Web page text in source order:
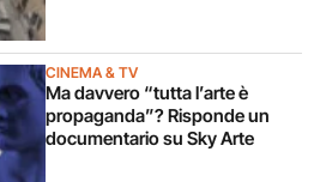
CINEMA & TV
Ma davvero “tutta l’arte è
propaganda”? Risponde un
documentario su Sky Arte